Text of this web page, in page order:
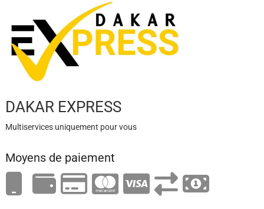
DAKAR EXPRESS
Multiservices uniquement pour vous
Moyens de paiement